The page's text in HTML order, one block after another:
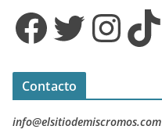
Facebook Twitter InstagramTikTok
Contacto
info@elsitiodemiscromos.com